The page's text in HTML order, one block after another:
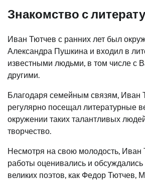
Знакомство с
Иван Тютчев с ранних лет был
Александра Пушкина и входил в
известными людьми, в том числе
другими.
Благодаря семейным связям, Иван
регулярно посещал литературные
окружении таких талантливых
творчество.
Несмотря на свою молодость, Иван
работы оценивались и
великих поэтов, как Федор